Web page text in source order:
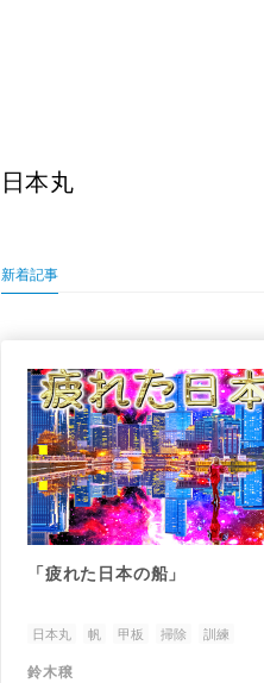
日本丸
新着記事
「疲れた日本の船」
日本丸 帆 甲板 掃除 訓練
鈴木穣